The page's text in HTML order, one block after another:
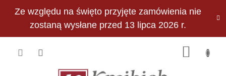
Ze względu na święto przyjęte zamówienia nie
zostaną wysłane przed 13 lipca 2026 r.
PLN